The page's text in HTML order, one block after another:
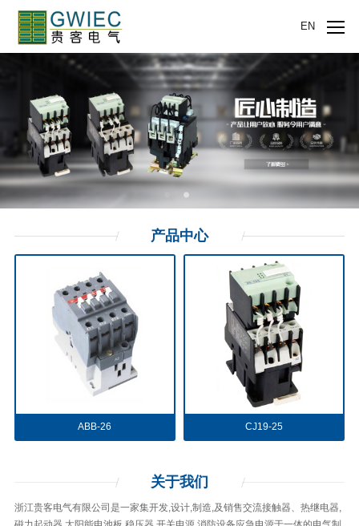
EN
产品中心
ABB-26 CJ19-25
关于我们
浙江贵客电气有限公司是一家集开发,设计,制造,及销售交流接触器、热继电器,